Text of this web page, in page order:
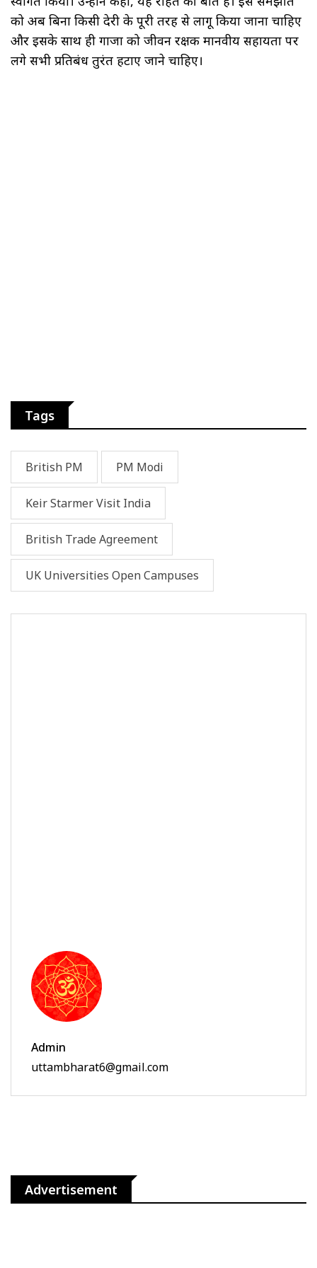
को अब बिना किसी देरी के पूरी तरह से लागू किया जाना चाहिए
और इसके साथ ही गाजा को जीवन रक्षक मानवीय सहायता पर
लगे सभी प्रतिबंध तुरंत हटाए जाने चाहिए।
Tags
British PM PM Modi
Keir Starmer Visit India
British Trade Agreement
UK Universities Open Campuses
Admin
uttambharat6@gmail.com
Advertisement